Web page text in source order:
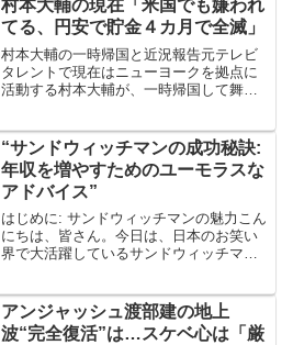
話題について深く掘り下げ...
村本大輔の現在「米国でも嫌われ
てる、円安で貯金４カ月で全滅」
村本大輔の一時帰国と近況報告元テレビ
タレントで現在はニューヨークを拠点に
活動する村本大輔が、一時帰国して舞台
ら、彼の近況について詳しくご紹介しま
す。村本大輔 プロフィール...
“サンドウィッチマンの成功秘訣:
年収を増やすためのユーモラスな
アドバイス”
はじめに: サンドウィッチマンの魅力こん
にちは、皆さん。今日は、日本のお笑い
界で大活躍しているサンドウィッチマン
ラスなアプローチにあります。彼らのユ
ーモラスなスタイルは...
アンジャッシュ渡部建の地上
波“完全復活”は…スケベ心は「厳